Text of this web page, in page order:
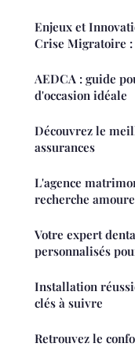
Enjeux et
Crise Migratoire :
AEDCA : guide
d'occasion idéale
Découvrez le
assurances
L'agence
recherche
Votre expert
personnalisés
Installation
clés à suivre
Retrouvez le